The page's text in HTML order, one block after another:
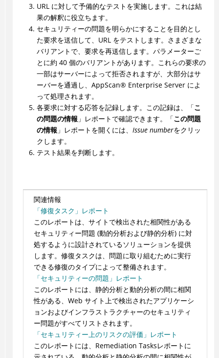
URL に対して予備的なテストを実施します。これは結
果の解釈に役立ちます。
セキュリティーの問題を明らかにすることを目的とし
た要求を送信して、URL をテストします。さまざまな
バリアントで、要求を再送信します。パラメーターご
とに約 40 個のバリアントがあります。これらの要求の
一部はサーバーによって拒否されますが、大部分はサ
ーバーを通過し、 AppScan® Enterprise Server によ
って処理されます。
各要求に対する応答を記録します。この記録は、「こ
の問題の情報 」レポートで確認できます。「この問題
の情報 」レポートを開くには、 Issue numberをクリッ
クします。
テスト結果を判断します。
関連情報
「修復タスク」レポート
このレポートは、サイトで検出された相関性がある
セキュリティー問題 (動的分析および静的分析) に対
処するように設計されているソリューションを提供
します。修復タスクは、問題に取り組むために実行
できる修復のタイプによって整備されます。
「セキュリティーの問題」レポート
このレポートには、静的分析と動的分析の間に相関
性がある、Web サイト上で検出されたアプリケーシ
ョンおよびインフラストラクチャーのセキュリティ
ー問題がすべてリストされます。
「セキュリティー上のリスクの評価」レポート
このレポートには、Remediation Tasksレポートに